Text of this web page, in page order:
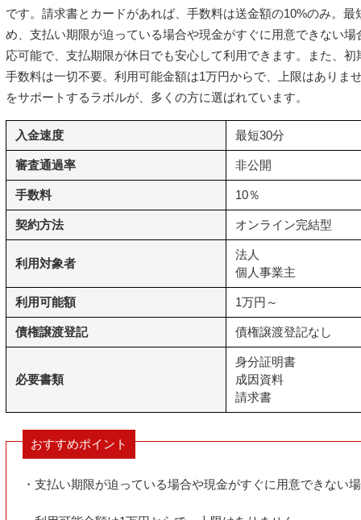
です。請求書とカードがあれば、手数料は送金額の10%のみ。最
め、支払い期限が迫っている場合や現金がすぐに用意できない
応可能で、支払期限が休日でも安心して利用できます。また、
手数料は一切不要。利用可能金額は1万円からで、上限はありま
をサポートするラボルが、多くの方に選ばれています。
入金速度 最短30分
審査通過率 非公開
手数料 10％
契約方法 オンライン完結型
利用対象者
法人
個人事業主
利用可能額 1万円～
債権譲渡登記 債権譲渡登記なし
必要書類
身分証明書
成因資料
請求書
おすすめポイント
・支払い期限が迫っている場合や現金がすぐに用意できない